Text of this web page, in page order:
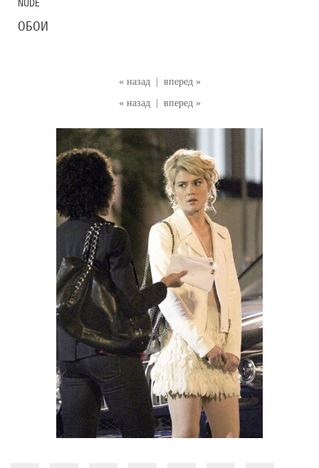
« назад
вперед »
« назад
вперед »
NUDE
ОБОИ